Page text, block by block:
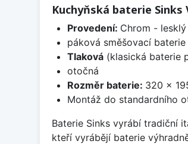
Kuchyňská baterie
Provedení: Chrom - lesklý
páková směšovací baterie
Tlaková(klasická baterie
otočná
Rozměr baterie: 320 x
Montáž do standardního
Baterie Sinks vyrábí tradiční
kteří vyrábějí baterie